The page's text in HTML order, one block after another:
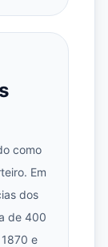
como
Em
dos
de 400
e